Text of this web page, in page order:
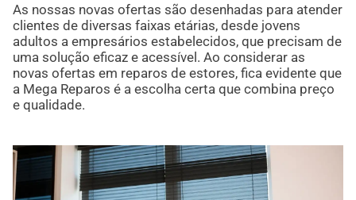
As nossas novas ofertas são desenhadas para atender
clientes de diversas faixas etárias, desde jovens
adultos a empresários estabelecidos, que precisam de
uma solução eficaz e acessível. Ao considerar as
novas ofertas em reparos de estores, fica evidente que
a Mega Reparos é a escolha certa que combina preço
e qualidade.